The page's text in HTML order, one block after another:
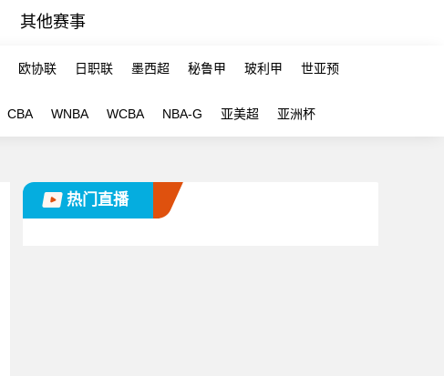
其他赛事
欧协联 日职联 墨西超 秘鲁甲 玻利甲 世亚预
CBA WNBA WCBA NBA-G 亚美超 亚洲杯
热门直播